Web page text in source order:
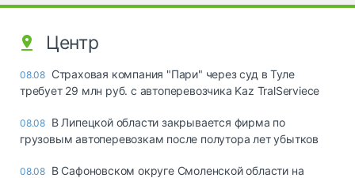
Центр
08.08 Страховая компания "Пари" через суд в Туле
требует 29 млн руб. с автоперевозчика Kaz TralServiece
08.08 В Липецкой области закрывается фирма по
грузовым автоперевозкам после полутора лет убытков
08.08 В Сафоновском округе Смоленской области на